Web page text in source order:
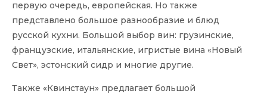
первую очередь, европейская. Но также
представлено большое разнообразие и блюд
русской кухни. Большой выбор вин: грузинские,
французские, итальянские, игристые вина «Новый
Свет», эстонский сидр и многие другие.
Также «Квинстаун» предлагает большой